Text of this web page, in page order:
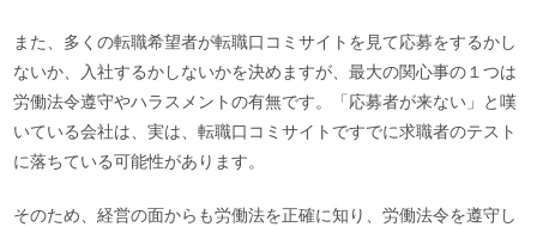
また、多くの転職希望者が転職口コミサイトを見て応募をするかし
ないか、入社するかしないかを決めますが、最大の関心事の１つは
労働法令遵守やハラスメントの有無です。「応募者が来ない」と嘆
いている会社は、実は、転職口コミサイトですでに求職者のテスト
に落ちている可能性があります。
そのため、経営の面からも労働法を正確に知り、労働法令を遵守し